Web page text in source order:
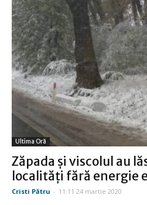
Ultima Oră
Zăpada şi viscolul au
localităţi fără energie
Cristi Pătru - 11:11 24 martie 2020